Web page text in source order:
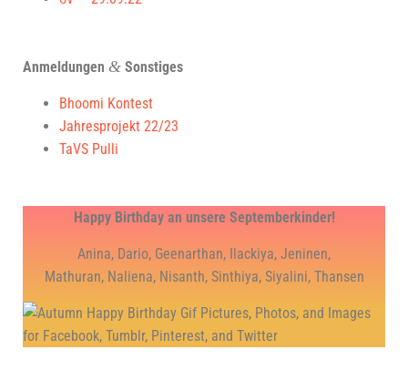
Anmel­dun­gen & Sonstiges
Bhoo­mi Kontest
Jah­res­pro­jekt 22/23
TaVS Pul­li
Hap­py Bir­th­day an unse­re Septemberkinder!
Ani­na, Dario, Geenarthan, Ila­cki­ya, Jeni­nen,
Math­uran, Nali­ena, Nisanth, Sinthi­ya, Siya­li­ni, Thansen